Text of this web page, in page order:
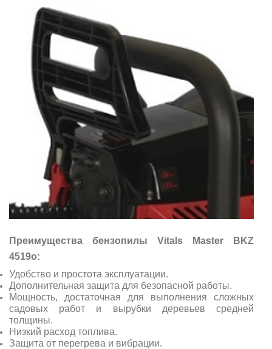
Преимущества бензопилы Vitals Master BKZ
4519o:
Удобство и простота эксплуатации.
Дополнительная защита для безопасной работы.
Мощность, достаточная для выполнения сложных
садовых работ и вырубки деревьев средней
толщины.
Низкий расход топлива.
Защита от перегрева и вибрации.